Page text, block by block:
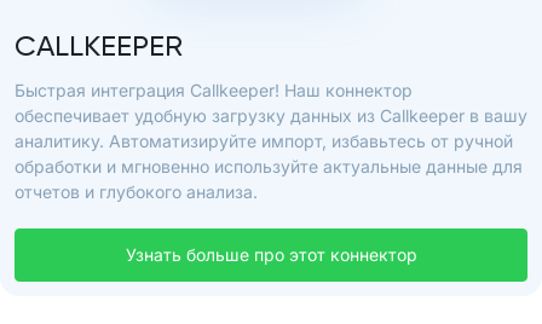
CALLKEEPER
Быстрая интеграция Callkeeper! Наш коннектор
обеспечивает удобную загрузку данных из Callkeeper в вашу
аналитику. Автоматизируйте импорт, избавьтесь от ручной
обработки и мгновенно используйте актуальные данные для
отчетов и глубокого анализа.
Узнать больше про этот коннектор